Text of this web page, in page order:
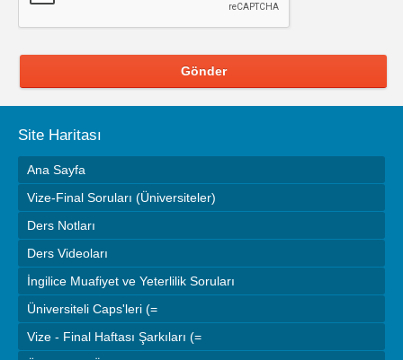
Gönder
Site Haritası
Ana Sayfa
Vize-Final Soruları (Üniversiteler)
Ders Notları
Ders Videoları
İngilice Muafiyet ve Yeterlilik Soruları
Üniversiteli Caps'leri (=
Vize - Final Haftası Şarkıları (=